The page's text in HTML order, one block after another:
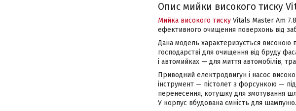
Опис мийки високого тиску
Мийка високого тиску Vitals Master Am
ефективного очищення поверхонь від
Дана модель характеризується високою
господарстві для очищення від бруду
і автомийках — для миття автомобілів,
Приводний електродвигун і насос
інструмент — пістолет з форсункою —
перенесення, котушку для змотування
У корпус вбудована ємність для шампуню.